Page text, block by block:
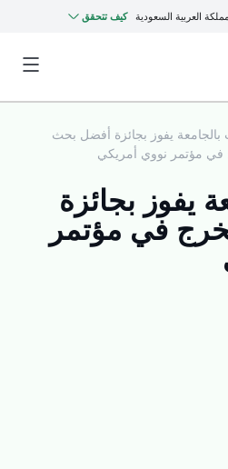
العربية السعودية كيف تتحقق
بالجامعة يفوز بجائزة أفضل بحث
في مؤتمر نووي أمريكي
يفوز بجائزة
في مؤتمر